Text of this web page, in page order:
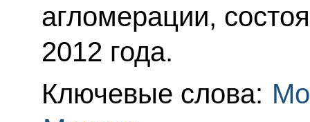
агломерации,
2012 года.
Ключевые слова: